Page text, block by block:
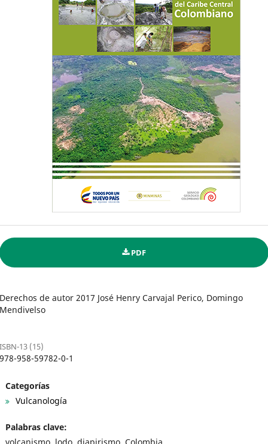
PDF
Derechos de autor 2017 José Henry Carvajal Perico, Domingo
Mendivelso
ISBN-13 (15)
978-958-59782-0-1
Categorías
Vulcanología
Palabras clave:
volcanismo, lodo, diapirismo, Colombia